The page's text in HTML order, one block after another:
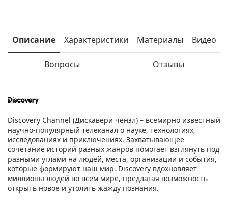
Описание Характеристики Материалы Видео
Вопросы Отзывы
Discovery Channel (Дискавери ченэл) – всемирно известный
научно-популярный телеканал о науке, технологиях,
исследованиях и приключениях. Захватывающее
сочетание историй разных жанров помогает взглянуть под
разными углами на людей, места, организации и события,
которые формируют наш мир. Discovery вдохновляет
миллионы людей во всем мире, предлагая возможность
открыть новое и утолить жажду познания.